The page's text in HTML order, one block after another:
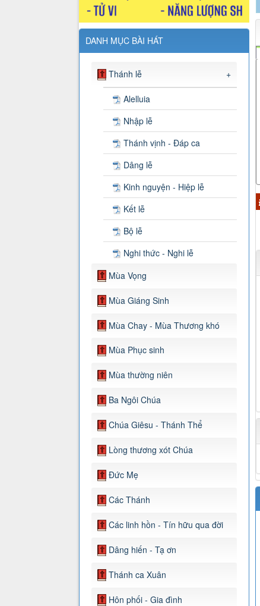
DANH MỤC BÀI HÁT
Thánh lễ +
Alelluia
Nhập lễ
Thánh vịnh - Đáp ca
Dâng lễ
Kinh nguyện - Hiệp lễ
Kết lễ
Bộ lễ
Nghi thức - Nghi lễ
Mùa Vọng
Mùa Giáng Sinh
Mùa Chay - Mùa Thương khó
Mùa Phục sinh
Mùa thường niên
Ba Ngôi Chúa
Chúa Giêsu - Thánh Thể
Lòng thương xót Chúa
Đức Mẹ
Các Thánh
Các linh hồn - Tín hữu qua đời
Dâng hiến - Tạ ơn
Thánh ca Xuân
Hôn phối - Gia đình